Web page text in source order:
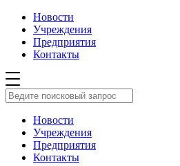
Новости
Учреждения
Предприятия
Контакты
Новости
Учреждения
Предприятия
Контакты